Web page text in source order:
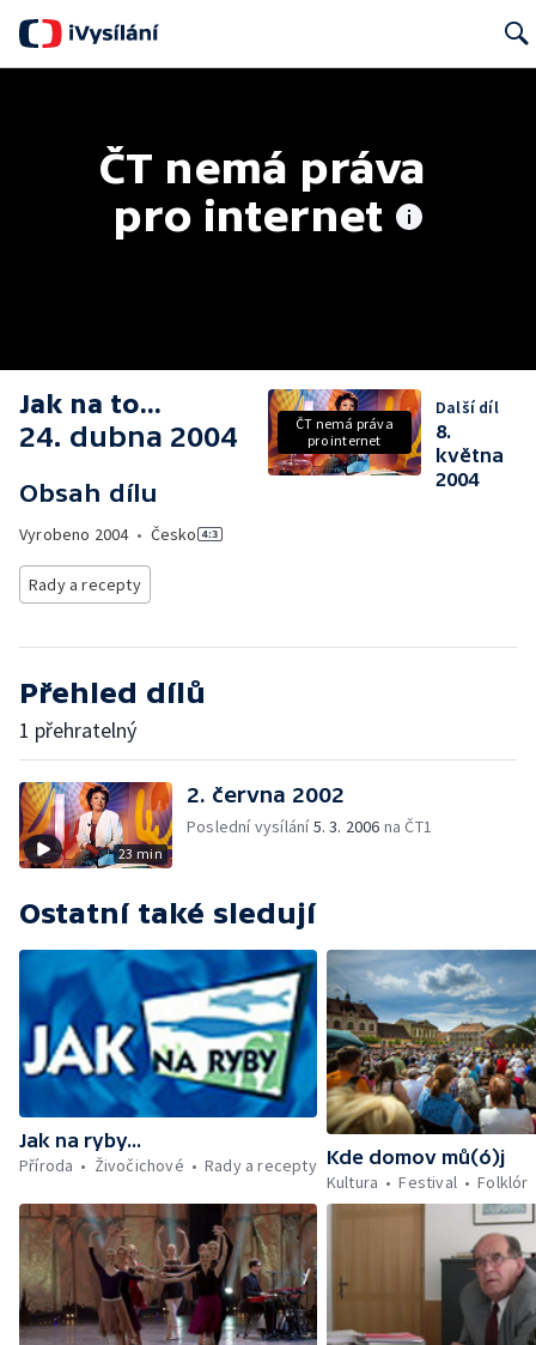
ČT nemá práva
pro internet
Jak na to...
24. dubna 2004
Obsah dílu
Vyrobeno 2004• Česko
Rady a recepty
ČT nemá práva
pro internet
Další díl
8.
května
2004
Přehled dílů
1 přehratelný
23 min
2. června 2002
Poslední vysílání5. 3. 2006 na ČT1
Ostatní také sledují
Jak na ryby...
Příroda
Živočichové Rady a recepty Kde domov mů(ó)j
Kultura
Festival Folklór